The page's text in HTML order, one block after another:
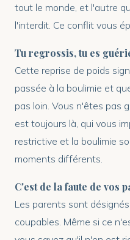
tout le monde, et l'autre
l'interdit. Ce conflit vous
Tu regrossis, tu es
Cette reprise de poids
passée à la boulimie et
pas loin. Vous n'êtes pas
est toujours là, qui vous
restrictive et la boulimie
moments différents.
C'est de la faute de vos
Les parents sont
coupables. Même si ce